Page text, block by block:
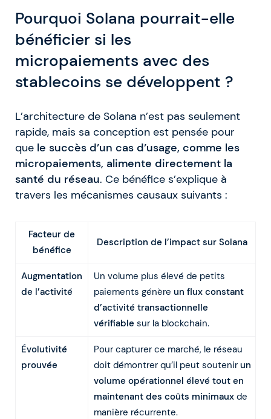
Pourquoi Solana pourrait-elle
bénéficier si les
micropaiements avec des
stablecoins se développent ?
L’architecture de Solana n’est pas seulement
rapide, mais sa conception est pensée pour
que le succès d’un cas d’usage, comme les
micropaiements, alimente directement la
santé du réseau. Ce bénéfice s’explique à
travers les mécanismes causaux suivants :
Facteur de
bénéfice
Description de l’impact sur Solana
Augmentation
de l’activité
Un volume plus élevé de petits
paiements génère un flux constant
d’activité transactionnelle
vérifiable sur la blockchain.
Évolutivité
prouvée
Pour capturer ce marché, le réseau
doit démontrer qu’il peut soutenir un
volume opérationnel élevé tout en
maintenant des coûts minimauxde
manière récurrente.